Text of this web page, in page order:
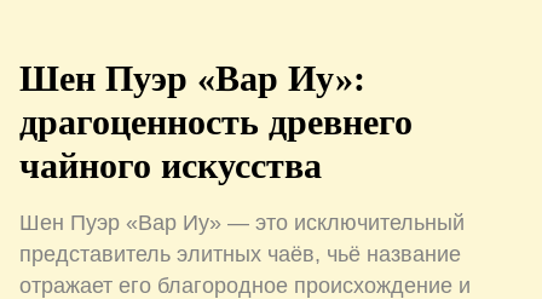
Шен Пуэр «Вар Иу»:
драгоценность древнего
чайного искусства
Шен Пуэр «Вар Иу» — это исключительный
представитель элитных чаёв, чьё название
отражает его благородное происхождение и